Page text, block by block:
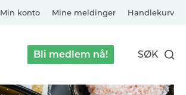
Min konto Mine meldinger Handlekurv
Bli medlem nå! SØK